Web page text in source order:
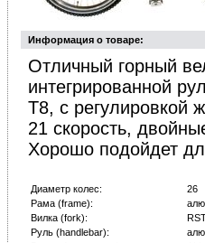
Информация о товаре:
Отличный горный
интегрированной
T8, с регулировкой
21 скорость,
Хорошо подойдет
Диаметр колес:
26
Рама (frame):
Вилка (fork):
Руль (handlebar):